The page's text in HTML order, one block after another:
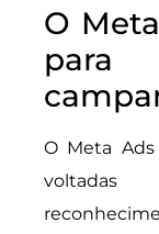
O
O Meta